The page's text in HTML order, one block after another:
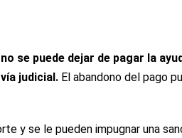
no se puede dejar de pagar la
judicial. El abandono del pago
y se le pueden impugnar una